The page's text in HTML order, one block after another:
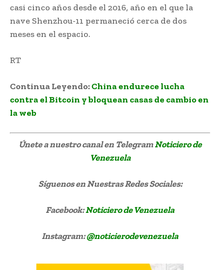
casi cinco años desde el 2016, año en el que la
nave Shenzhou-11 permaneció cerca de dos
meses en el espacio.
RT
Continua Leyendo:China endurece lucha
contra el Bitcoin y bloquean casas de cambio en
la web
Únete a nuestro canal en TelegramNoticiero de
Venezuela
Síguenosen Nuestras Redes Sociales:
Facebook:Noticiero de Venezuela
Instagram:@noticierodevenezuela